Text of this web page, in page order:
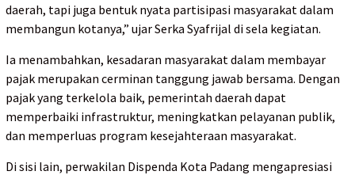
daerah, tapi juga bentuk nyata partisipasi masyarakat dalam
membangun kotanya,” ujar Serka Syafrijal di sela kegiatan.
Ia menambahkan, kesadaran masyarakat dalam membayar
pajak merupakan cerminan tanggung jawab bersama. Dengan
pajak yang terkelola baik, pemerintah daerah dapat
memperbaiki infrastruktur, meningkatkan pelayanan publik,
dan memperluas program kesejahteraan masyarakat.
Di sisi lain, perwakilan Dispenda Kota Padang mengapresiasi